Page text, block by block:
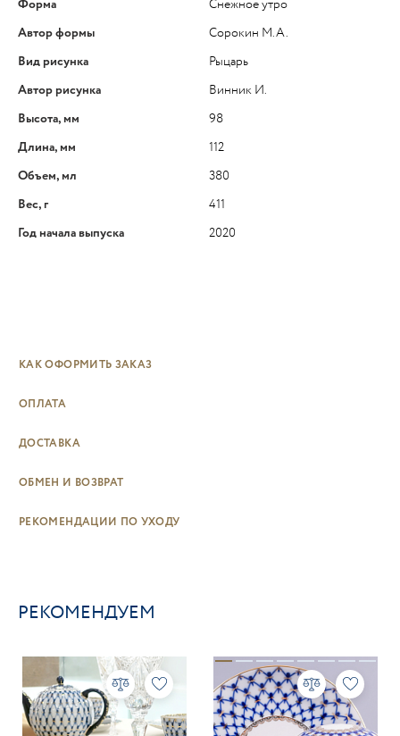
Форма
Снежное утро
Автор формы
Сорокин М.А.
Вид рисунка
Рыцарь
Автор рисунка
Винник И.
Высота, мм
98
Длина, мм
112
Объем, мл
380
Вес, г
411
Год начала выпуска
2020
КАК ОФОРМИТЬ ЗАКАЗ
ОПЛАТА
ДОСТАВКА
ОБМЕН И ВОЗВРАТ
РЕКОМЕНДАЦИИ ПО УХОДУ
РЕКОМЕНДУЕМ